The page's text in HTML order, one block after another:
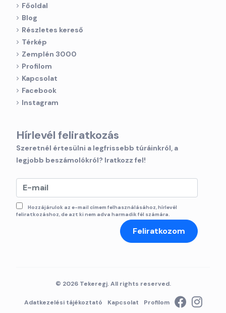
Főoldal
Blog
Részletes kereső
Térkép
Zemplén 3000
Profilom
Kapcsolat
Facebook
Instagram
Hírlevél feliratkozás
Szeretnél értesülni a legfrissebb túráinkról, a
legjobb beszámolókról? Iratkozz fel!
Hozzájárulok az e-mail címem felhasználásához, hírlevél
feliratkozáshoz, de azt ki nem adva harmadik fél számára.
Feliratkozom
© 2026 Tekeregj. All rights reserved.
Adatkezelési tájékoztató Kapcsolat Profilom